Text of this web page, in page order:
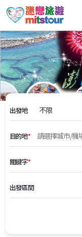
出發地
目的地*
關鍵字*
出發區間